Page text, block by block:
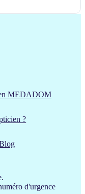
MEDADOM
?
d'urgence